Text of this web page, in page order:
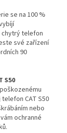
se na 100 %
chytrý telefon
své zařízení
90
S50
CAT S50
nebo
ochranné